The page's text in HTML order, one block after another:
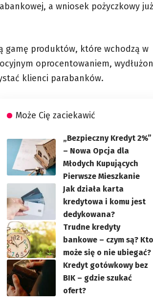
a wniosek pożyczkowy już
gamę produktów, które wchodzą w
oprocentowaniem,
klienci parabanków.
Może Cię zaciekawić
„Bezpieczny Kredyt 2%”
– Nowa Opcja dla
Młodych Kupujących
Pierwsze Mieszkanie
Jak działa karta
kredytowa i komu jest
dedykowana?
Trudne kredyty
bankowe – czym są? Kto
może się o nie ubiegać?
Kredyt gotówkowy bez
BIK – gdzie szukać
ofert?